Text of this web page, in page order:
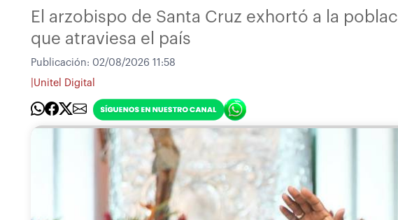
El arzobispo de Santa Cruz exhortó a la
que atraviesa el país
Publicación: 02/08/2026 11:58
Unitel Digital